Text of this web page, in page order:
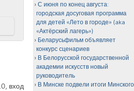
вход
С июня по конец августа:
городская досуговая программа
для детей «Лето в городе» (aka
«Актёрский лагерь»)
Беларусьфильм объявляет
конкурс сценариев
В Белорусской государственной
академии искусств новый
руководитель
В Минске подвели итоги Минского